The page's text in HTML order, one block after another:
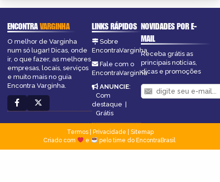
ENCONTRAVARGINHA
O melhor de Varginha
num só lugar! Dicas, onde
ir, o que fazer, as melhores
empresas, locais, serviços
e muito mais no guia
Encontra Varginha.
LINKS RÁPIDOS
Sobre
EncontraVarginha
Fale com o
EncontraVarginha
ANUNCIE:
Com
destaque
Grátis
NOVIDADES POR E-
MAIL
Receba grátis as
principais notícias,
dicas e promoções
Termos| Privacidade
Sitemap
Criado com
e pelo time do EncontraBrasil